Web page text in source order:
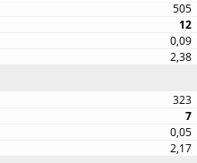
505
12
0,09
2,38
323
7
0,05
2,17